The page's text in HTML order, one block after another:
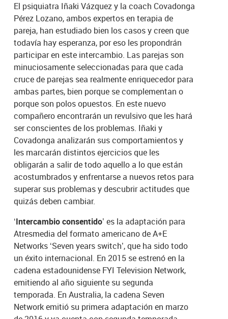
El psiquiatra Iñaki Vázquez y la coach Covadonga
Pérez Lozano, ambos expertos en terapia de
pareja, han estudiado bien los casos y creen que
todavía hay esperanza, por eso les propondrán
participar en este intercambio. Las parejas son
minuciosamente seleccionadas para que cada
cruce de parejas sea realmente enriquecedor para
ambas partes, bien porque se complementan o
porque son polos opuestos. En este nuevo
compañero encontrarán un revulsivo que les hará
ser conscientes de los problemas. Iñaki y
Covadonga analizarán sus comportamientos y
les marcarán distintos ejercicios que les
obligarán a salir de todo aquello a lo que están
acostumbrados y enfrentarse a nuevos retos para
superar sus problemas y descubrir actitudes que
quizás deben cambiar.
‘Intercambio consentido’ es la adaptación para
Atresmedia del formato americano de A+E
Networks ‘Seven years switch’, que ha sido todo
un éxito internacional. En 2015 se estrenó en la
cadena estadounidense FYI Television Network,
emitiendo al año siguiente su segunda
temporada. En Australia, la cadena Seven
Network emitió su primera adaptación en marzo